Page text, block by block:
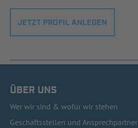
JETZT PROFIL ANLEGEN
ÜBER UNS
Wer wir sind & wofür wir stehen
Geschäftsstellen und Ansprechpartner